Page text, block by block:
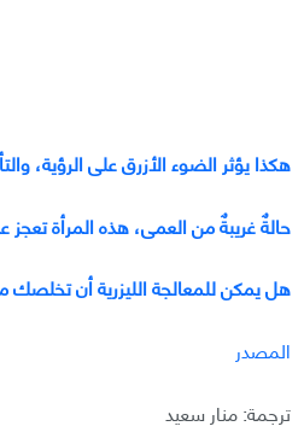
هكذا يؤثر الضوء الأزرق على الرؤية،
حالةٌ غريبةٌ من العمى، هذه المرأة
هل يمكن للمعالجة الليزرية أن
المصدر
ترجمة: منار سعيد